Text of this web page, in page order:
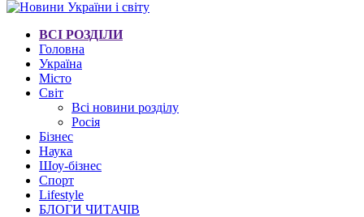
ВСІ РОЗДІЛИ
Головна
Україна
Місто
Світ
Всі новини розділу
Росія
Бізнес
Наука
Шоу-бізнес
Спорт
Lifestyle
БЛОГИ ЧИТАЧІВ